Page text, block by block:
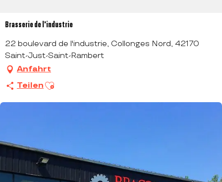
Brasserie de l'industrie
22 boulevard de l'industrie, Collonges Nord, 42170
Saint-Just-Saint-Rambert
Anfahrt
Teilen Ajouter aux favoris